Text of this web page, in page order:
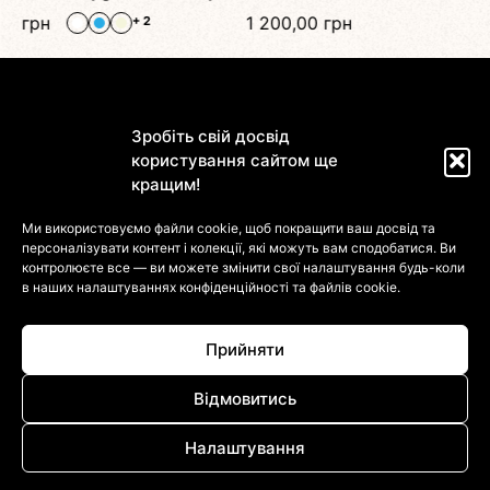
Зробіть свій досвід
користування сайтом ще
кращим!
Ми використовуємо файли cookie, щоб покращити ваш досвід та
персоналізувати контент і колекції, які можуть вам сподобатися. Ви
контролюєте все — ви можете змінити свої налаштування будь-коли
в наших налаштуваннях конфіденційності та файлів cookie.
Прийняти
Відмовитись
Налаштування
+ 2 1 200,00грн
Інформація